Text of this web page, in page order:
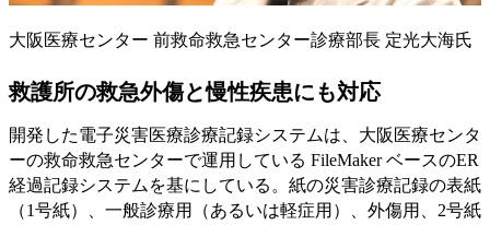
大阪医療センター 前救命救急センター診療部長 定光大海氏
救護所の救急外傷と慢性疾患にも対応
開発した電子災害医療診療記録システムは、大阪医療センタ
ーの救命救急センターで運用している FileMaker ベースのER
経過記録システムを基にしている。紙の災害診療記録の表紙
（1号紙）、一般診療用（あるいは軽症用）、外傷用、2号紙